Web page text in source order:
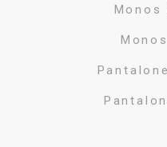
Monos